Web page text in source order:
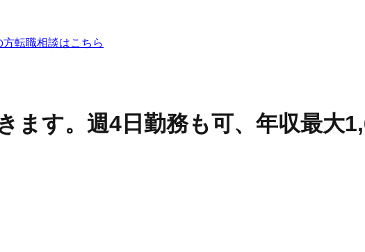
方転職相談はこちら
ます。週4日勤務も可、年収最大